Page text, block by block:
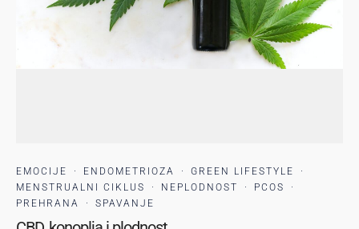
EMOCIJE · ENDOMETRIOZA · GREEN LIFESTYLE
·
MENSTRUALNI CIKLUS
· NEPLODNOST · PCOS
·
PREHRANA
· SPAVANJE